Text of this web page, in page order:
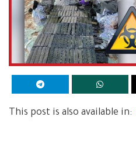
This post is also available in: